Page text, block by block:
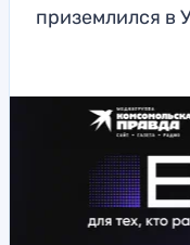
приземлился в